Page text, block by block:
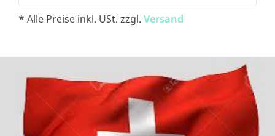
* Alle Preise inkl. USt. zzgl. Versand